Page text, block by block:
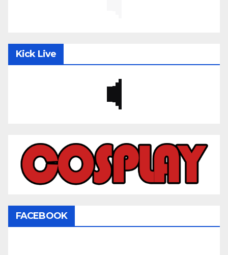
Kick Live
FACEBOOK